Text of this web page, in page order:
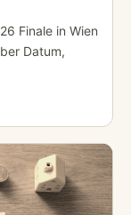
Finale in Wien
Datum,